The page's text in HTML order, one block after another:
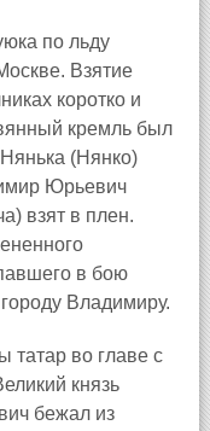
по льду
Взятие
коротко и
кремль был
(Нянко)
Юрьевич
взят в плен.
в бою
Владимиру.
татар во главе с
князь
бежал из